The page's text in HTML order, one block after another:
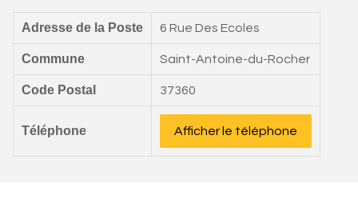
Adresse de la Poste 6 Rue Des Ecoles
Commune Saint-Antoine-du-Rocher
Code Postal 37360
Téléphone Afficher le téléphone